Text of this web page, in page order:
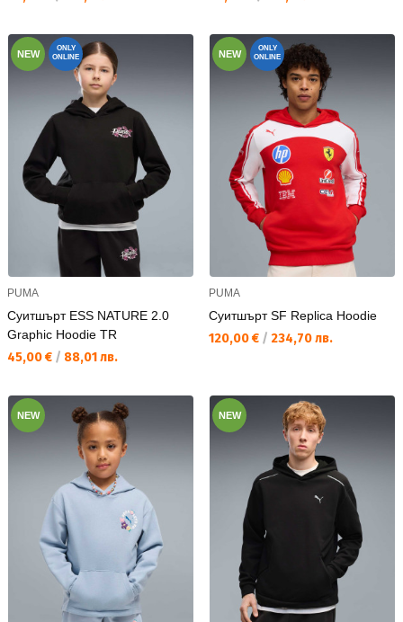
NEW
ONLY
ONLINE
PUMA
Суитшърт ESS NATURE 2.0
Graphic Hoodie TR
Текуща цена:
45,00 € / 88,01 лв.
NEW
ONLY
ONLINE
PUMA
Суитшърт SF Replica Hoodie
Текуща цена:
120,00 € / 234,70 лв.
NEW NEW